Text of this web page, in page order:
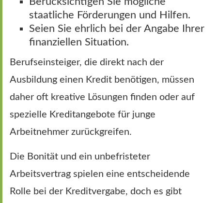
staatliche Förderungen und Hilfen.
Seien Sie ehrlich bei der Angabe Ihrer
finanziellen Situation.
Berufseinsteiger, die direkt nach der
Ausbildung einen Kredit benötigen, müssen
daher oft kreative Lösungen finden oder auf
spezielle Kreditangebote für junge
Arbeitnehmer zurückgreifen.
Die Bonität und ein unbefristeter
Arbeitsvertrag spielen eine entscheidende
Rolle bei der Kreditvergabe, doch es gibt